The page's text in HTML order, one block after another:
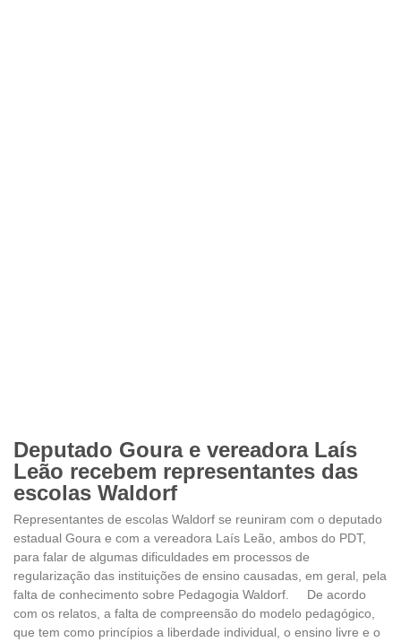
Deputado Goura e vereadora Laís
Leão recebem representantes das
escolas Waldorf
Representantes de escolas Waldorf se reuniram com o deputado
estadual Goura e com a vereadora Laís Leão, ambos do PDT,
para falar de algumas dificuldades em processos de
regularização das instituições de ensino causadas, em geral, pela
falta de conhecimento sobre Pedagogia Waldorf. De acordo
com os relatos, a falta de compreensão do modelo pedagógico,
que tem como princípios a liberdade individual, o ensino livre e o